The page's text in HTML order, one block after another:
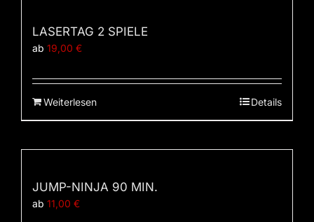
LASERTAG 2 SPIELE
ab 19,00 €
Weiterlesen Details
JUMP-NINJA 90 MIN.
ab 11,00 €